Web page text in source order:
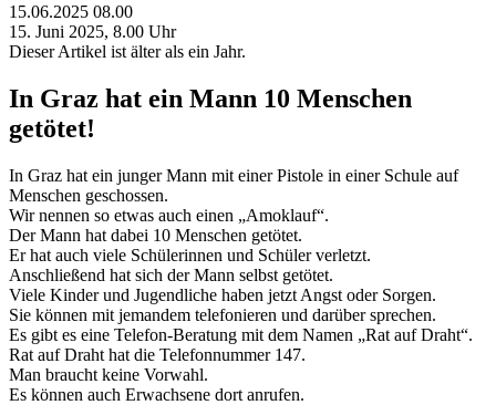
15.06.2025 08.00
15. Juni 2025, 8.00 Uhr
Dieser Artikel ist älter als ein Jahr.
In Graz hat ein Mann 10 Menschen
getötet!
In Graz hat ein junger Mann mit einer Pistole in einer Schule auf
Menschen geschossen.
Wir nennen so etwas auch einen „Amoklauf“.
Der Mann hat dabei 10 Menschen getötet.
Er hat auch viele Schülerinnen und Schüler verletzt.
Anschließend hat sich der Mann selbst getötet.
Viele Kinder und Jugendliche haben jetzt Angst oder Sorgen.
Sie können mit jemandem telefonieren und darüber sprechen.
Es gibt es eine Telefon-Beratung mit dem Namen „Rat auf Draht“.
Rat auf Draht hat die Telefonnummer 147.
Man braucht keine Vorwahl.
Es können auch Erwachsene dort anrufen.